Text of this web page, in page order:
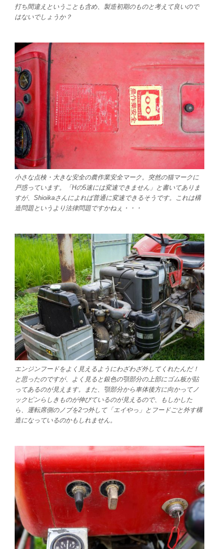
打ち間違えということも含め、製造初期のものと考えて良いので
はないでしょうか？
小さな点検・大きな安全の農作業安全マーク。突然の猫マークに
戸惑っています。「Hの5速には変速できません」と書いてありま
すが、Shioikaさんによれば普通に変速できるそうです。これは構
造問題というより法律問題ですかねぇ・・・
エンジンフードをよく見えるようにわざわざ外してくれたんだ！
と思ったのですが、よく見ると銀色の顎部分の上部にゴム板が貼
ってあるのが見えます。また、顎部分から車体後方に向かってノ
ックピンらしきものが伸びているのが見えるので、もしかした
ら、運転席側のノブを2つ外して「エイやっ」とフードごと外す構
造になっているのかもしれません。